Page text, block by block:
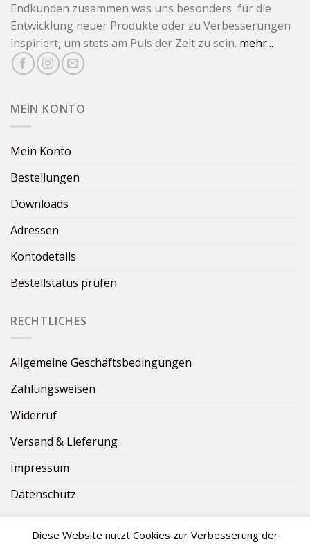
Endkunden zusammen was uns besonders für die
Entwicklung neuer Produkte oder zu Verbesserungen
inspiriert, um stets am Puls der Zeit zu sein. mehr...
MEIN KONTO
Mein Konto
Bestellungen
Downloads
Adressen
Kontodetails
Bestellstatus prüfen
RECHTLICHES
Allgemeine Geschäftsbedingungen
Zahlungsweisen
Widerruf
Versand & Lieferung
Impressum
Datenschutz
Diese Website nutzt Cookies zur Verbesserung der